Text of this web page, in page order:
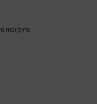
margine